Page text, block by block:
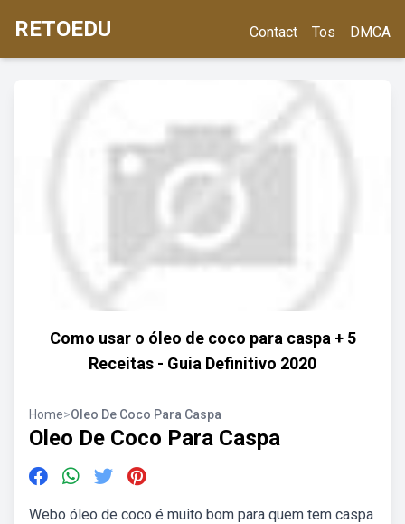
RETOEDU Contact Tos DMCA
Como usar o óleo de coco para caspa + 5
Receitas - Guia Definitivo 2020
Home>Oleo De Coco Para Caspa
Oleo De Coco Para Caspa
Webo óleo de coco é muito bom para quem tem caspa